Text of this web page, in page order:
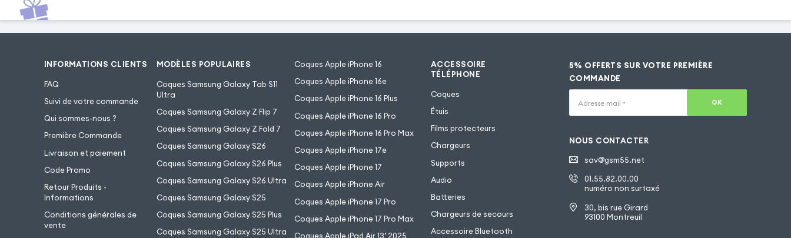
INFORMATIONS CLIENTS
FAQ
Suivi de votre commande
Qui sommes-nous ?
Première Commande
Livraison et paiement
Code Promo
Retour Produits -
Informations
Conditions générales de
vente
MODÈLES POPULAIRES
Coques Samsung Galaxy Tab S11
Ultra
Coques Samsung Galaxy Z Flip 7
Coques Samsung Galaxy Z Fold 7
Coques Samsung Galaxy S26
Coques Samsung Galaxy S26 Plus
Coques Samsung Galaxy S26 Ultra
Coques Samsung Galaxy S25
Coques Samsung Galaxy S25 Plus
Coques Samsung Galaxy S25 Ultra
Coques Apple iPhone 16
Coques Apple iPhone 16e
Coques Apple iPhone 16 Plus
Coques Apple iPhone 16 Pro
Coques Apple iPhone 16 Pro Max
Coques Apple iPhone 17e
Coques Apple iPhone 17
Coques Apple iPhone Air
Coques Apple iPhone 17 Pro
Coques Apple iPhone 17 Pro Max
Coques Apple iPad Air 13’ 2025
ACCESSOIRE
TÉLÉPHONE
Coques
Étuis
Films protecteurs
Chargeurs
Supports
Audio
Batteries
Chargeurs de secours
Accessoire Bluetooth
5% OFFERTS SUR VOTRE PREMIÈRE
COMMANDE
Adresse mail * OK
NOUS CONTACTER
sav@gsm55.net
01.55.82.00.00
numéro non surtaxé
30, bis rue Girard
93100 Montreuil